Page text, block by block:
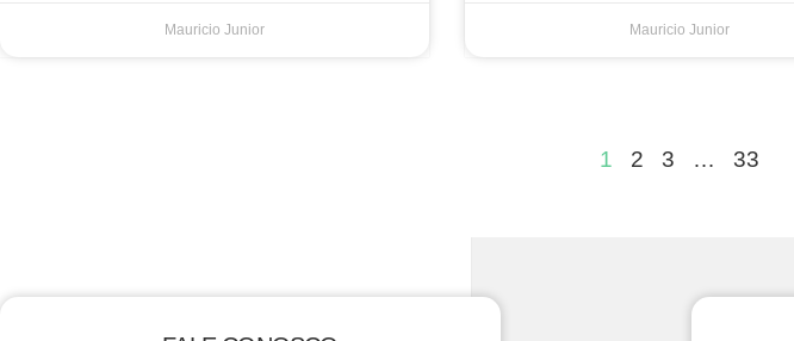
Mauricio Junior Mauricio Junior
1 2 3 … 33